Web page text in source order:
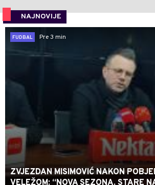
NAJNOVIJE
FUDBAL
Pre 3 min
ZVJEZDAN MISIMOVIĆ NAKON
VELEŽOM: “NOVA SEZONA, STARE